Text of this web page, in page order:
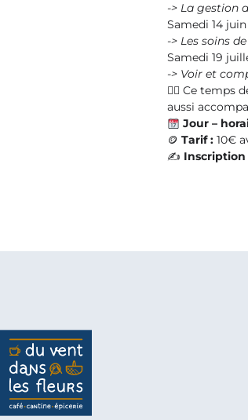
-> La gestion
Samedi 14
-> Les soins
Samedi 19
-> Voir et
🙋‍♀️ Ce temps
aussi
Jour –
🪙 Tarif : 10€
✍️